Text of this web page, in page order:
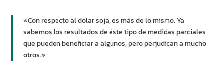
«Con respecto al dólar soja, es más de lo mismo. Ya
sabemos los resultados de éste tipo de medidas parciales
que pueden beneficiar a algunos, pero perjudican a mucho
otros.»